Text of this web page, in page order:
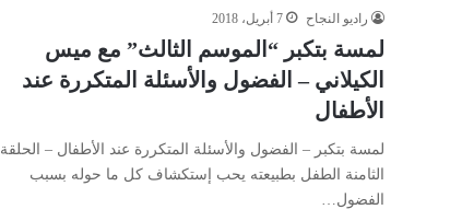
راديو النجاح 7 أبريل، 2018
لمسة بتكبر “الموسم الثالث” مع ميس
الكيلاني – الفضول والأسئلة المتكررة عند
الأطفال
لمسة بتكبر – الفضول والأسئلة المتكررة عند الأطفال – الحلقة
الثامنة الطفل بطبيعته يحب إستكشاف كل ما حوله بسبب
الفضول…